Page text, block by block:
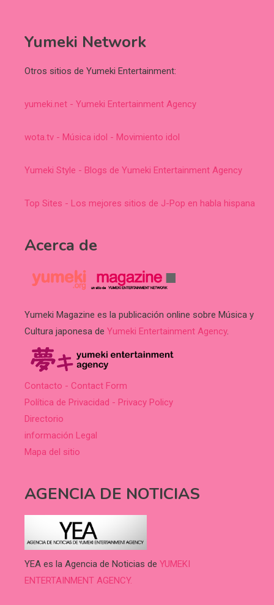
Yumeki Network
Otros sitios de Yumeki Entertainment:
yumeki.net - Yumeki Entertainment Agency
wota.tv - Música idol - Movimiento idol
Yumeki Style - Blogs de Yumeki Entertainment Agency
Top Sites - Los mejores sitios de J-Pop en habla hispana
Acerca de
Yumeki Magazine es la publicación online sobre Música y
Cultura japonesa de Yumeki Entertainment Agency.
Contacto - Contact Form
Política de Privacidad - Privacy Policy
Directorio
información Legal
Mapa del sitio
AGENCIA DE NOTICIAS
YEA es la Agencia de Noticias de YUMEKI
ENTERTAINMENT AGENCY.